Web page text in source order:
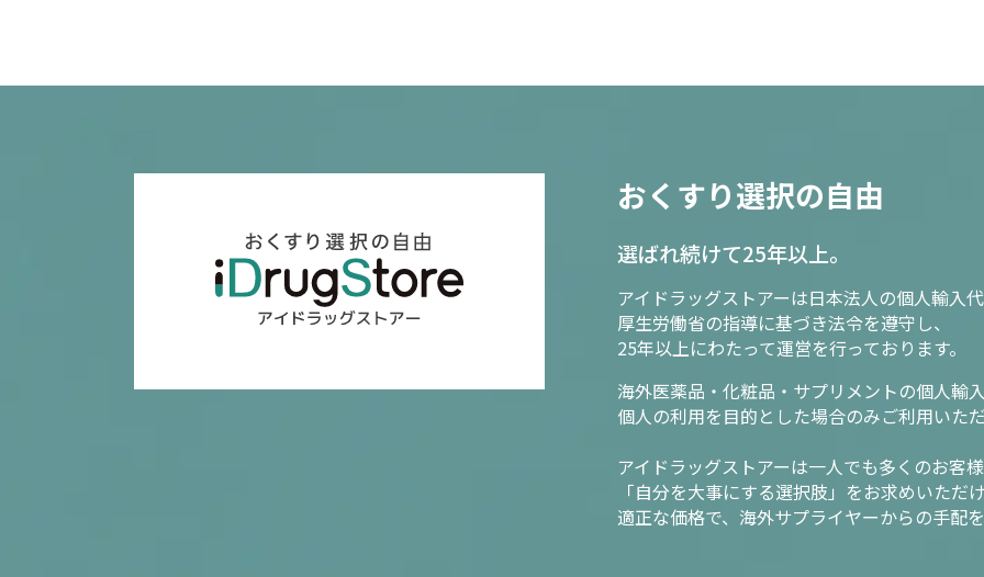
おくすり選択の自由
選ばれ続けて25年以上。
アイドラッグストアーは日本法人の個人輸入代
厚生労働省の指導に基づき法令を遵守し、
25年以上にわたって運営を行っております。
海外医薬品・化粧品・サプリメントの個人輸入
個人の利用を目的とした場合のみご利用いただ
アイドラッグストアーは一人でも多くのお客
「自分を大事にする選択肢」をお求めいただ
適正な価格で、海外サプライヤーからの手配